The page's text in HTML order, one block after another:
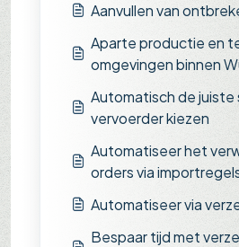
Aanvullen van
Aparte productie en
omgevingen binnen
Automatisch de juiste
vervoerder kiezen
Automatiseer het
orders via
Automatiseer via
Bespaar tijd met